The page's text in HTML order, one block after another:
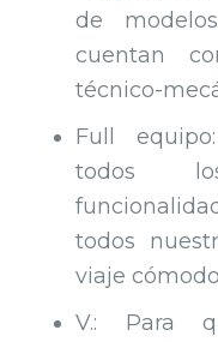
de
cuentan
técnico-
Full
todos
todos
viaje
V.: Para